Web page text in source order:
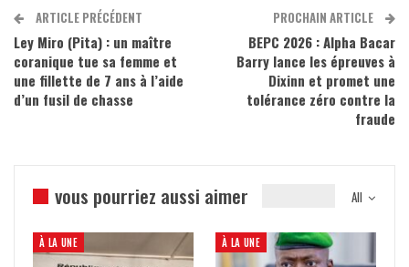
ARTICLE PRÉCÉDENT
Ley Miro (Pita) : un maître
coranique tue sa femme et
une fillette de 7 ans à l’aide
d’un fusil de chasse
PROCHAIN ARTICLE
BEPC 2026 : Alpha Bacar
Barry lance les épreuves à
Dixinn et promet une
tolérance zéro contre la
fraude
All
vous pourriez aussi aimer
À LA UNE À LA UNE